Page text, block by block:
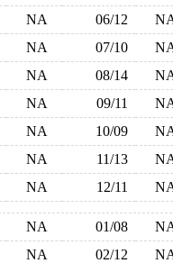
NA 06/12
NA 07/10
NA 08/14
NA 09/11
NA 10/09
NA 11/13
NA 12/11
NA 01/08
NA 02/12